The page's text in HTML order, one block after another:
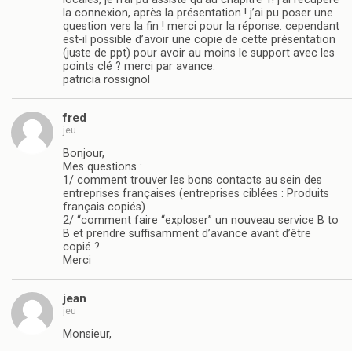
la connexion, après la présentation ! j’ai pu poser une
question vers la fin ! merci pour la réponse. cependant
est-il possible d’avoir une copie de cette présentation
(juste de ppt) pour avoir au moins le support avec les
points clé ? merci par avance.
patricia rossignol
fred
jeu
Bonjour,
Mes questions :
1/ comment trouver les bons contacts au sein des
entreprises françaises (entreprises ciblées : Produits
français copiés)
2/ “comment faire “exploser” un nouveau service B to
B et prendre suffisamment d’avance avant d’être
copié ?
Merci
jean
jeu
Monsieur,